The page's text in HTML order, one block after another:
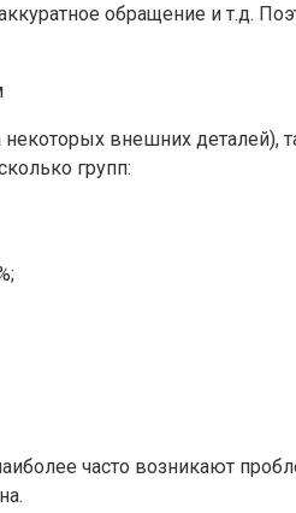
обращение и т.д.
внешних деталей),
групп:
часто возникают